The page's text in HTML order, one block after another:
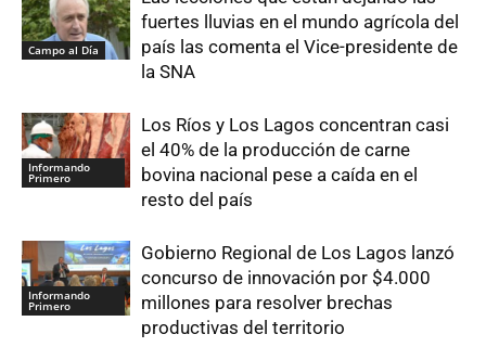
Campo al Día
fuertes lluvias en el mundo agrícola del
país las comenta el Vice-presidente de
la SNA
Informando
Primero
Los Ríos y Los Lagos concentran casi
el 40% de la producción de carne
bovina nacional pese a caída en el
resto del país
Informando
Primero
Gobierno Regional de Los Lagos lanzó
concurso de innovación por $4.000
millones para resolver brechas
productivas del territorio